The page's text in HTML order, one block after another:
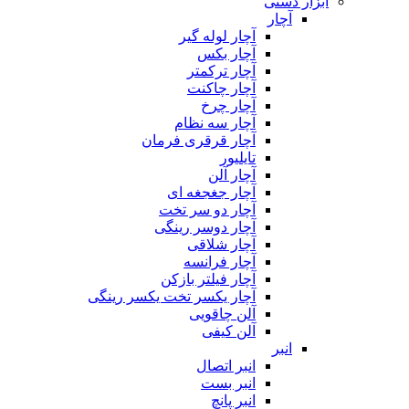
آچار
آچار لوله گیر
آچار بکس
آچار ترکمتر
آچار چاکنت
آچار چرخ
آچار سه نظام
آچار قرقری فرمان
تایلیور
آچار آلن
آچار جغجغه ای
آچار دو سر تخت
آچار دوسر رینگی
آچار شلاقی
آچار فرانسه
آچار فیلتر بازکن
آچار یکسر تخت یکسر رینگی
آلن چاقویی
آلن کیفی
انبر
انبر اتصال
انبر بست
انبر پانچ